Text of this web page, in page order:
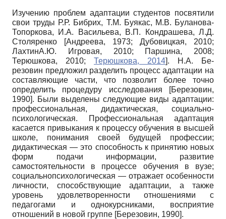
Изучению проблем адаптации студентов посвятили
свои труды Р.Р. Бибрих, Т.М. Буякас, М.В. Буланова-
Топорко­ва, И.А. Васильева, В.П. Кондрашева, Л.Д.
Столяренко
[Андреева, 1973; Дубовицкая, 2010;
ЛахтинА.Ю. Игровая, 2010; Паршина, 2008;
Терюшкова, 2010; Терюшкова, 2014]. Н.А. Бе-
резовин предложил разделить процесс адаптации на
составляющие части, что позволит более точно
определить процедуру исследования
[Березовин,
1990]. Были выделены следующие виды адаптации:
профессиональная, дидактическая, социально-
психологическая. Профессиональная адаптация
касается привыкания к процессу обучения в высшей
школе, понимания своей будущей профессии;
дидактическая — это способность к принятию новых
форм подачи информации, развитие
самостоятельности в процессе обучения в вузе;
социально­психологическая — отражает особенности
личности, способствующие адаптации, а также
уровень удовлетворенности отношениями с
педагогами и однокурсниками, восприятие
отношений в новой группе [Березовин, 1990].